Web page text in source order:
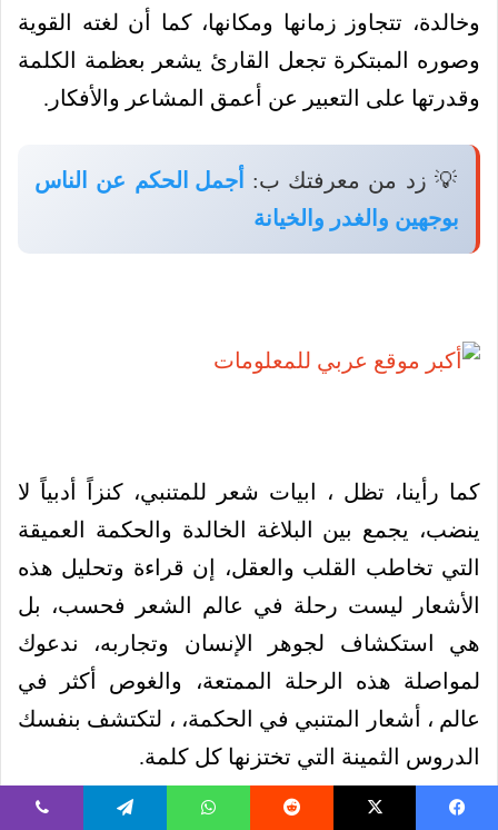
وخالدة، تتجاوز زمانها ومكانها، كما أن لغته القوية
وصوره المبتكرة تجعل القارئ يشعر بعظمة الكلمة
وقدرتها على التعبير عن أعمق المشاعر والأفكار.
💡 زد من معرفتك ب:
أجمل الحكم عن الناس
بوجهين والغدر والخيانة
كما رأينا، تظل ، ابيات شعر للمتنبي، كنزاً أدبياً لا
ينضب، يجمع بين البلاغة الخالدة والحكمة العميقة
التي تخاطب القلب والعقل، إن قراءة وتحليل هذه
الأشعار ليست رحلة في عالم الشعر فحسب، بل
هي استكشاف لجوهر الإنسان وتجاربه، ندعوك
لمواصلة هذه الرحلة الممتعة، والغوص أكثر في
عالم ، أشعار المتنبي في الحكمة، ، لتكتشف بنفسك
الدروس الثمينة التي تختزنها كل كلمة.
المصادر والمراجع